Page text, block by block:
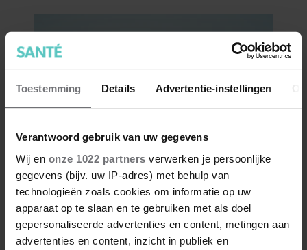
Toestemming Details Advertentie-instellingen
Verantwoord gebruik van uw gegevens
Wij en onze 1022 partners verwerken je persoonlijke
gegevens (bijv. uw IP-adres) met behulp van
technologieën zoals cookies om informatie op uw
apparaat op te slaan en te gebruiken met als doel
gepersonaliseerde advertenties en content, metingen aan
advertenties en content, inzicht in publiek en